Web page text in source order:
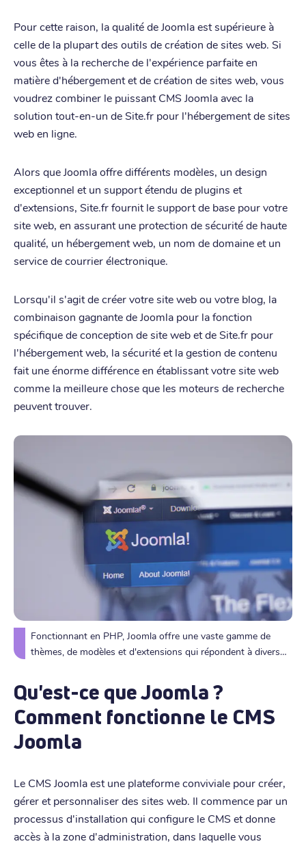
Pour cette raison, la qualité de Joomla est supérieure à
celle de la plupart des outils de création de sites web. Si
vous êtes à la recherche de l'expérience parfaite en
matière d'hébergement et de création de sites web, vous
voudrez combiner le puissant CMS Joomla avec la
solution tout-en-un de Site.fr pour l'hébergement de sites
web en ligne.
Alors que Joomla offre différents modèles, un design
exceptionnel et un support étendu de plugins et
d'extensions, Site.fr fournit le support de base pour votre
site web, en assurant une protection de sécurité de haute
qualité, un hébergement web, un nom de domaine et un
service de courrier électronique.
Lorsqu'il s'agit de créer votre site web ou votre blog, la
combinaison gagnante de Joomla pour la fonction
spécifique de conception de site web et de Site.fr pour
l'hébergement web, la sécurité et la gestion de contenu
fait une énorme différence en établissant votre site web
comme la meilleure chose que les moteurs de recherche
peuvent trouver.
Fonctionnant en PHP, Joomla offre une vaste gamme de
thèmes, de modèles et d'extensions qui répondent à divers
web d'entreprise et aux communautés en ligne.
Qu'est-ce que Joomla ?
Comment fonctionne le CMS
Joomla
Le CMS Joomla est une plateforme conviviale pour créer,
gérer et personnaliser des sites web. Il commence par un
processus d'installation qui configure le CMS et donne
accès à la zone d'administration, dans laquelle vous